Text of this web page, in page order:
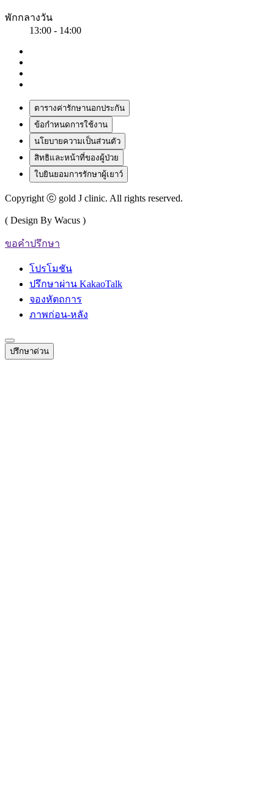
พักกลางวัน
13:00 - 14:00
ตารางค่ารักษานอกประกัน
ข้อกำหนดการใช้งาน
นโยบายความเป็นส่วนตัว
สิทธิและหน้าที่ของผู้ป่วย
ใบยินยอมการรักษาผู้เยาว์
Copyright ⓒ gold J clinic. All rights reserved.
( Design By Wacus )
ขอคำปรึกษา
โปรโมชัน
ปรึกษาผ่าน KakaoTalk
จองหัตถการ
ภาพก่อน-หลัง
ปรึกษาด่วน